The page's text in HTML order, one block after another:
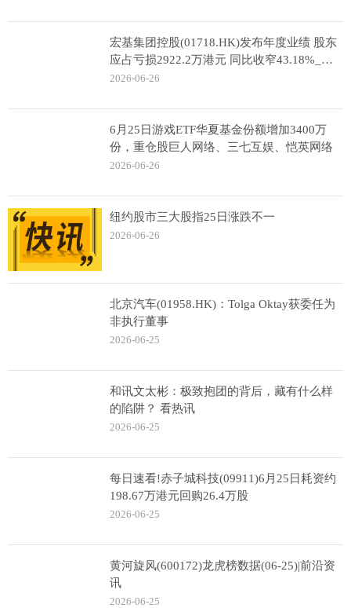
宏基集团控股(01718.HK)发布年度业绩 股东
应占亏损2922.2万港元 同比收窄43.18%_精
彩看点
2026-06-26
6月25日游戏ETF华夏基金份额增加3400万
份，重仓股巨人网络、三七互娱、恺英网络
2026-06-26
纽约股市三大股指25日涨跌不一
2026-06-26
北京汽车(01958.HK)：Tolga Oktay获委任为
非执行董事
2026-06-25
和讯文太彬：极致抱团的背后，藏有什么样
的陷阱？ 看热讯
2026-06-25
每日速看!赤子城科技(09911)6月25日耗资约
198.67万港元回购26.4万股
2026-06-25
黄河旋风(600172)龙虎榜数据(06-25)|前沿资
讯
2026-06-25